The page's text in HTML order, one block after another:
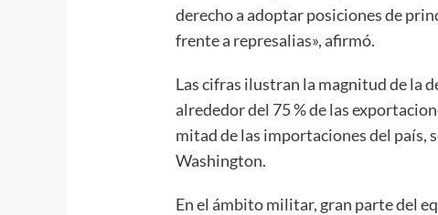
derecho a adoptar posiciones de
frente a represalias», afirmó.
Las cifras ilustran la magnitud de la
alrededor del 75 % de las
mitad de las importaciones del país,
Washington.
En el ámbito militar, gran parte del